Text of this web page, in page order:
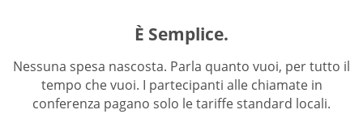
È Semplice.
Nessuna spesa nascosta. Parla quanto vuoi, per tutto il
tempo che vuoi. I partecipanti alle chiamate in
conferenza pagano solo le tariffe standard locali.